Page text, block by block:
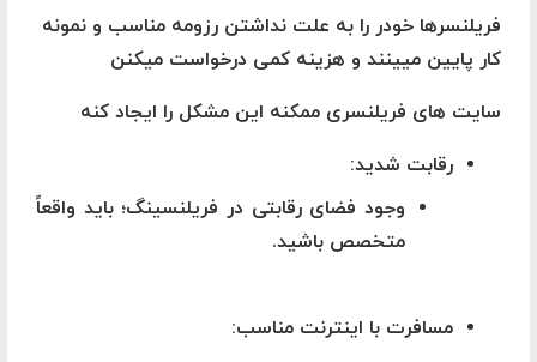
فریلنسرها خودر را به علت نداشتن رزومه مناسب و نمونه
کار پایین میینند و هزینه کمی درخواست میکنن
سایت های فریلنسری ممکنه این مشکل را ایجاد کنه
رقابت شدید:
وجود فضای رقابتی در فریلنسینگ؛ باید واقعاً
متخصص باشید.
مسافرت با اینترنت مناسب: